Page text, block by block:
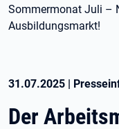
Sommermonat Juli –
Ausbildungsmarkt!
31.07.2025 |
Der